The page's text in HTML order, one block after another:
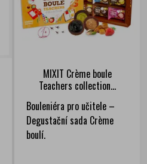
MIXIT Crème boule
Teachers collection...
Bouleniéra pro učitele –
Degustační sada Crème
boulí.